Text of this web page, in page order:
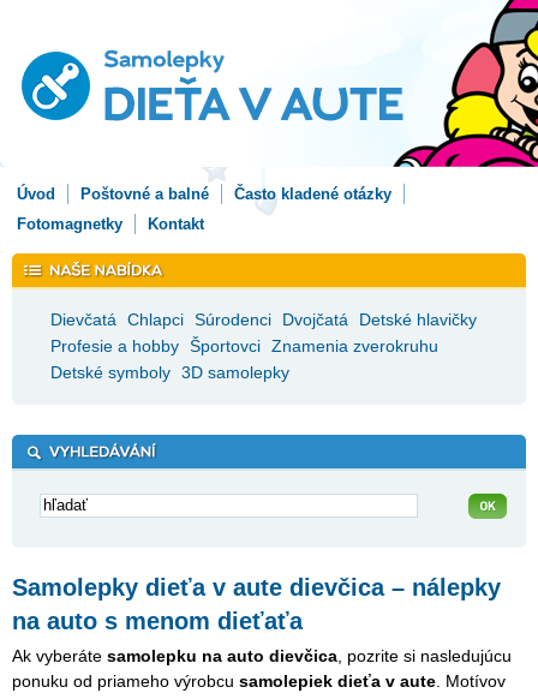
Úvod Poštovné a balné
Často kladené otázky
Fotomagnetky
Kontakt
Dievčatá Chlapci Súrodenci Dvojčatá
Detské hlavičky
Profesie a hobby Športovci Znamenia zverokruhu
Detské symboly 3D samolepky
Samolepky dieťa v aute dievčica – nálepky
na auto s menom dieťaťa
Ak vyberáte samolepku na auto dievčica , pozrite si nasledujúcu
ponuku od priameho výrobcu samolepiek dieťa v aute . Motívov